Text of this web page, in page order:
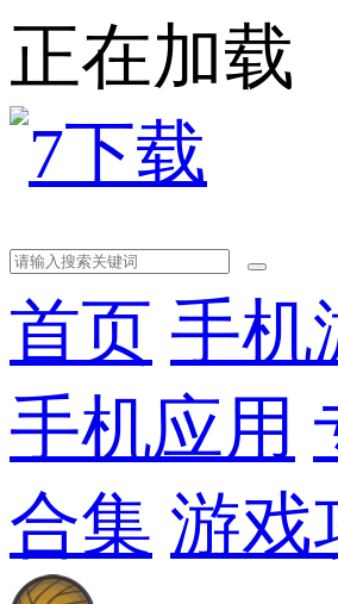
正在加载
首页 手机
手机应用
合集 游戏